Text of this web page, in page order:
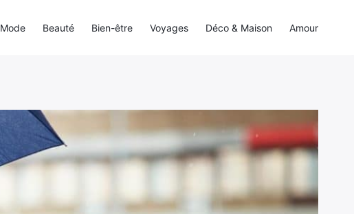
Mode Beauté Bien-être Voyages Déco & Maison Amour